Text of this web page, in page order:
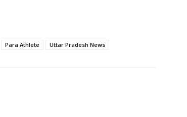
Para Athlete Uttar Pradesh News